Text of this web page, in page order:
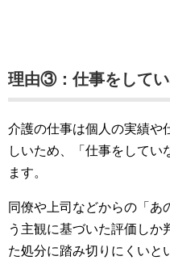
理由③：仕事をして
介護の仕事は個人の実績や
しいため、「仕事をしてい
ます。
同僚や上司などからの「あ
う主観に基づいた評価しか
た処分に踏み切りにくいと